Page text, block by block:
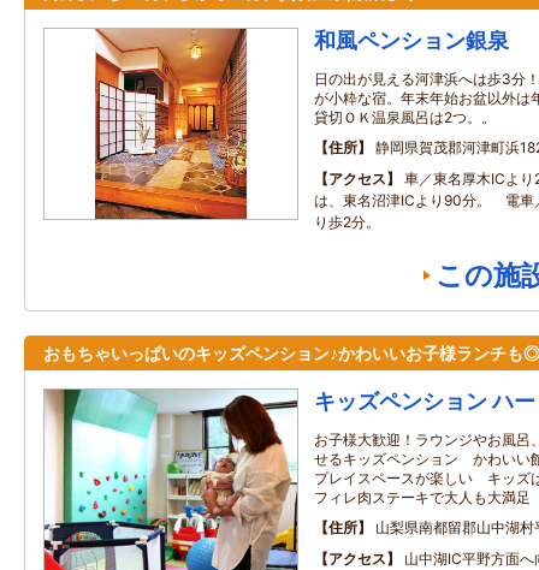
和風ペンション銀泉
日の出が見える河津浜へは歩3分
が小粋な宿。年末年始お盆以外は
貸切ＯＫ温泉風呂は2つ。。
住所
静岡県賀茂郡河津町浜
アクセス
車／東名厚木ICよ
は、東名沼津ICより90分。 電車
り歩2分。
この施
おもちゃいっぱいのキッズペンション♪かわいいお子様ランチも◎
キッズペンション ハ
お子様大歓迎！ラウンジやお風呂
せるキッズペンション かわいい
プレイスペースが楽しい キッズ
フィレ肉ステーキで大人も大満足
住所
山梨県南都留郡山中湖
アクセス
山中湖IC平野方面